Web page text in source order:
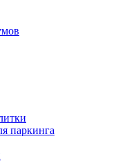
паркинга